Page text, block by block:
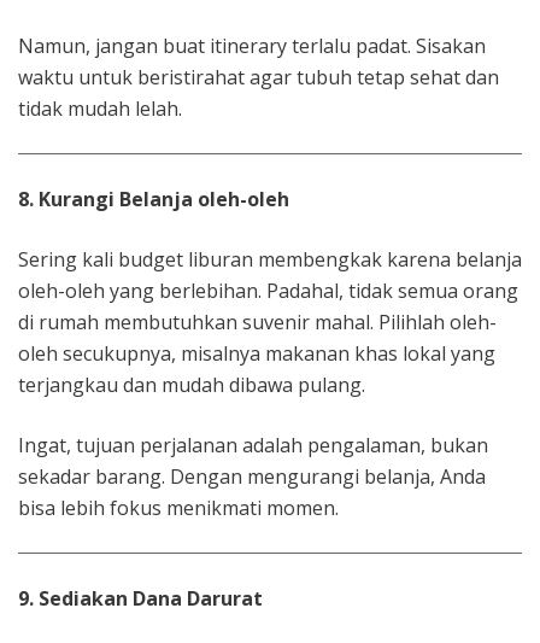
Namun, jangan buat itinerary terlalu padat. Sisakan
waktu untuk beristirahat agar tubuh tetap sehat dan
tidak mudah lelah.
8. Kurangi Belanja oleh-oleh
Sering kali budget liburan membengkak karena belanja
oleh-oleh yang berlebihan. Padahal, tidak semua orang
di rumah membutuhkan suvenir mahal. Pilihlah oleh-
oleh secukupnya, misalnya makanan khas lokal yang
terjangkau dan mudah dibawa pulang.
Ingat, tujuan perjalanan adalah pengalaman, bukan
sekadar barang. Dengan mengurangi belanja, Anda
bisa lebih fokus menikmati momen.
9. Sediakan Dana Darurat